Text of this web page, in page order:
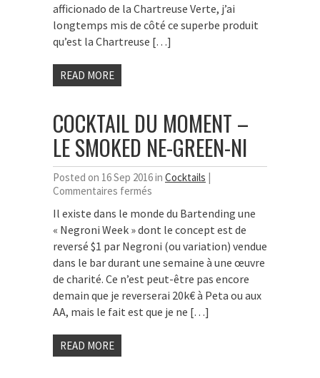
afficionado de la Chartreuse Verte, j’ai
longtemps mis de côté ce superbe produit
qu’est la Chartreuse […]
READ MORE
COCKTAIL DU MOMENT –
LE SMOKED NE-GREEN-NI
Posted on 16 Sep 2016 in Cocktails |
Commentaires fermés
du
moment
–
Le
Smoked
Ne-
Green-
ni
Il existe dans le monde du Bartending une
« Negroni Week » dont le concept est de
reversé $1 par Negroni (ou variation) vendue
dans le bar durant une semaine à une œuvre
de charité. Ce n’est peut-être pas encore
demain que je reverserai 20k€ à Peta ou aux
AA, mais le fait est que je ne […]
READ MORE